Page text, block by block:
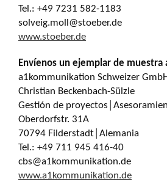
Tel.: +49 7231 582-1183
solveig.moll@stoeber.de
www.stoeber.de
Envíenos un ejemplar de muestra
a1kommunikation Schweizer GmbH
Christian Beckenbach-Sülzle
Gestión de
Oberdorfstr. 31A
70794 Filderstadt│Alemania
Tel.: +49 711 945 416-40
cbs@a1kommunikation.de
www.a1kommunikation.de